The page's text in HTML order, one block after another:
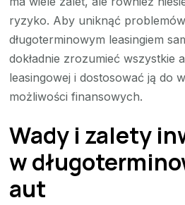
ryzyko. Aby uniknąć
długoterminowym leasingiem
dokładnie zrozumieć wszystkie
leasingowej i dostosować ją do
możliwości finansowych.
Wady i zalety
w
aut